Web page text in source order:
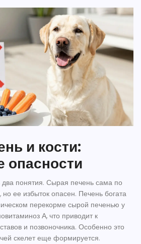
и кости:
два понятия. Сырая печень сама по
ее избыток опасен. Печень богата
перекорме сырой печенью у
А, что приводит к
и позвоночника. Особенно это
скелет еще формируется.